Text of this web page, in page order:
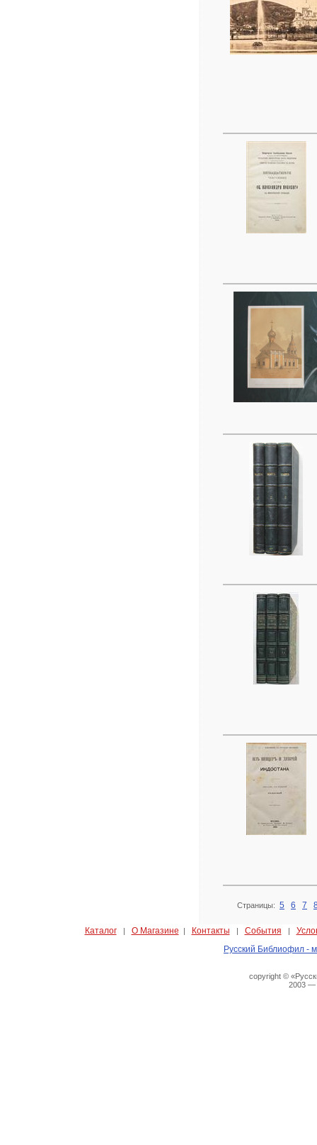
Страницы: 5 6 7
Каталог| О Магазине | Контакты | События |
Русский Библиофил -
copyright ©
2003 —